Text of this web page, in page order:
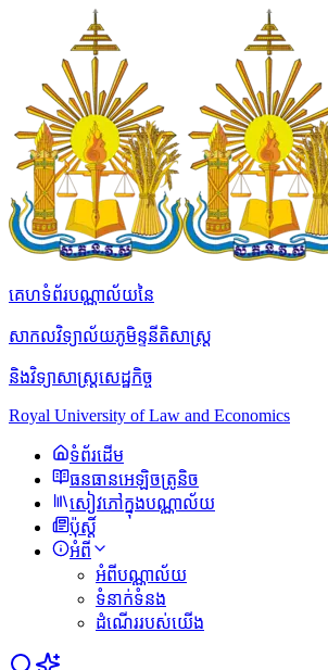
គេហទំព័របណ្ណាល័យនៃ
សាកលវិទ្យាល័យភូមិន្ទនីតិសាស្ត្រ
និងវិទ្យាសាស្ត្រសេដ្ឋកិច្ច
Royal University of Law and Economics
ទំព័រដើម
ធនធានអេឡិចត្រូនិច
សៀវភៅក្នុងបណ្ណាល័យ
ប៉ុស្ដិ៍
អំពី
អំពីបណ្ណាល័យ
ទំនាក់ទំនង
ដំណើររបស់យើង